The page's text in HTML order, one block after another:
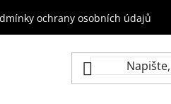
ochrany osobních údajů